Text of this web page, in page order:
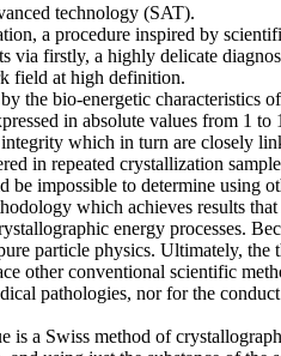
technology (SAT).
a procedure inspired by
via firstly, a highly delicate
field at high definition.
the bio-energetic
in absolute values from 1
which in turn are closely
in repeated crystallization
impossible to determine using
which achieves results
energy processes.
particle physics. Ultimately,
other conventional scientific
pathologies, nor for the
Swiss method of